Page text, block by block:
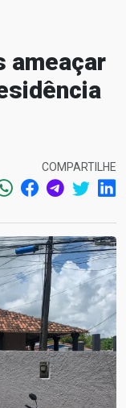
ameaçar
COMPARTILHE